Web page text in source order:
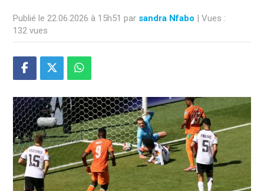
Publié le 22.06.2026 à 15h51 par sandra Nfabo | Vues :
132 vues